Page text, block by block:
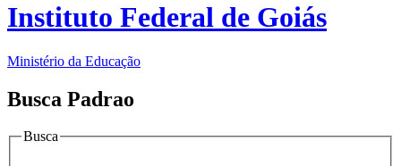
Instituto Federal de Goiás
Ministério da Educação
Busca Padrao
Busca